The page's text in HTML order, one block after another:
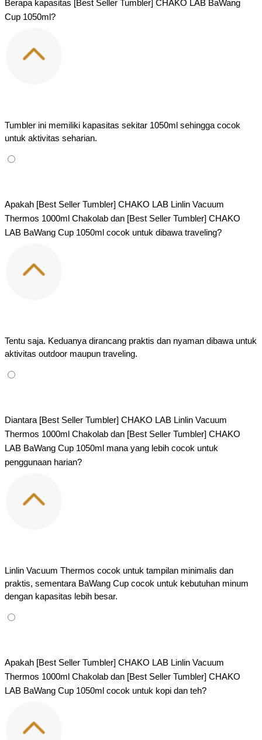
Berapa kapasitas [Best Seller Tumbler] CHAKO LAB BaWang
Cup 1050ml?
Tumbler ini memiliki kapasitas sekitar 1050ml sehingga cocok
untuk aktivitas seharian.
Apakah [Best Seller Tumbler] CHAKO LAB Linlin Vacuum
Thermos 1000ml Chakolab dan [Best Seller Tumbler] CHAKO
LAB BaWang Cup 1050ml cocok untuk dibawa traveling?
Tentu saja. Keduanya dirancang praktis dan nyaman dibawa untuk
aktivitas outdoor maupun traveling.
Diantara [Best Seller Tumbler] CHAKO LAB Linlin Vacuum
Thermos 1000ml Chakolab dan [Best Seller Tumbler] CHAKO
LAB BaWang Cup 1050ml mana yang lebih cocok untuk
penggunaan harian?
Linlin Vacuum Thermos cocok untuk tampilan minimalis dan
praktis, sementara BaWang Cup cocok untuk kebutuhan minum
dengan kapasitas lebih besar.
Apakah [Best Seller Tumbler] CHAKO LAB Linlin Vacuum
Thermos 1000ml Chakolab dan [Best Seller Tumbler] CHAKO
LAB BaWang Cup 1050ml cocok untuk kopi dan teh?